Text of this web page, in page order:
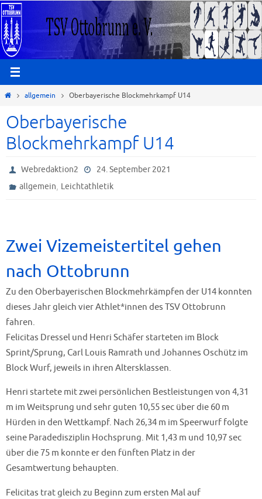
Zum
Inhalt
springen
Startallgemein Oberbayerische Blockmehrkampf U14
Oberbayerische
Blockmehrkampf U14
Webredaktion2
24. September 2021
allgemein, Leichtathletik
Zwei Vizemeistertitel gehen
nach Ottobrunn
Zu den Oberbayerischen Blockmehrkämpfen der U14 konnten
dieses Jahr gleich vier Athlet*innen des TSV Ottobrunn
fahren.
Felicitas Dressel und Henri Schäfer starteten im Block
Sprint/Sprung, Carl Louis Ramrath und Johannes Oschütz im
Block Wurf, jeweils in ihren Altersklassen.
Henri startete mit zwei persönlichen Bestleistungen von 4,31
m im Weitsprung und sehr guten 10,55 sec über die 60 m
Hürden in den Wettkampf. Nach 26,34 m im Speerwurf folgte
seine Paradedisziplin Hochsprung. Mit 1,43 m und 10,97 sec
über die 75 m konnte er den fünften Platz in der
Gesamtwertung behaupten.
Felicitas trat gleich zu Beginn zum ersten Mal auf